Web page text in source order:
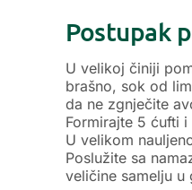
Postupak
U velikoj činiji
brašno, sok od
da ne zgnječite
Formirajte 5 ćufti
U velikom
Poslužite sa
veličine samelju